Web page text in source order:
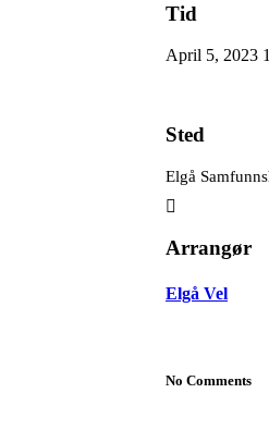
Tid
April 5, 2023
Sted
Elgå
Arrangør
Elgå Vel
No Comments